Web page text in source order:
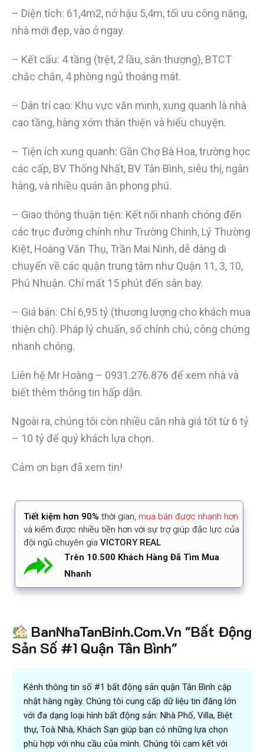
– Diện tích: 61,4m2, nở hậu 5,4m, tối ưu công năng,
nhà mới đẹp, vào ở ngay.
– Kết cấu: 4 tầng (trệt, 2 lầu, sân thượng), BTCT
chắc chắn, 4 phòng ngủ thoáng mát.
– Dân trí cao: Khu vực văn minh, xung quanh là nhà
cao tầng, hàng xóm thân thiện và hiểu chuyện.
– Tiện ích xung quanh: Gần Chợ Bà Hoa, trường học
các cấp, BV Thống Nhất, BV Tân Bình, siêu thị, ngân
hàng, và nhiều quán ăn phong phú.
– Giao thông thuận tiện: Kết nối nhanh chóng đến
các trục đường chính như Trường Chinh, Lý Thường
Kiệt, Hoàng Văn Thụ, Trần Mai Ninh, dễ dàng di
chuyển về các quận trung tâm như Quận 11, 3, 10,
Phú Nhuận. Chỉ mất 15 phút đến sân bay.
– Giá bán: Chỉ 6,95 tỷ (thương lượng cho khách mua
thiện chí). Pháp lý chuẩn, sổ chính chủ, công chứng
nhanh chóng.
Liên hệ Mr Hoàng – 0931.276.876 để xem nhà và
biết thêm thông tin hấp dẫn.
Ngoài ra, chúng tôi còn nhiều căn nhà giá tốt từ 6 tỷ
– 10 tỷ để quý khách lựa chọn.
Cảm ơn bạn đã xem tin!
Tiết kiệm hơn 90% thời gian, mua bán được nhanh hơn
và kiếm được nhiều tiền hơn với sự trợ giúp đắc lực của
đội ngũ chuyên gia VICTORY REAL
Trên 10.500 Khách Hàng Đã Tìm Mua
Nhanh
BanNhaTanBinh.Com.Vn "Bất Động
Sản Số #1 Quận Tân Bình"
Kênh thông tin số #1 bất động sản quận Tân Bình cập
nhật hàng ngày. Chúng tôi cung cấp dữ liệu tin đăng lớn
với đa dạng loại hình bất động sản: Nhà Phố, Villa, Biệt
thự, Toà Nhà, Khách Sạn giúp bạn có những lựa chọn
phù hợp với nhu cầu của mình. Chúng tôi cam kết với